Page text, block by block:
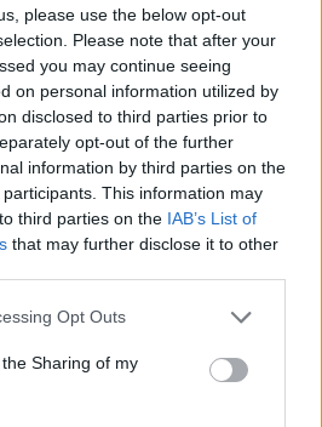
please use the below opt-out
Please note that after your
you may continue seeing
on personal information utilized by
disclosed to third parties prior to
opt-out of the further
information by third parties on the
participants. This information may
third parties on the IAB’s List of
that may further disclose it to other
app uses one or more Google
usage behaviour. You may click to
Google and its third-party tags to
purposes in below Google
Opt Outs
Sharing of my
σχετικά με την
και αυτήν τη στιγμή